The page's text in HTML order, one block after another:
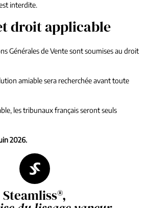
interdite.
droit applicable
Générales de Vente sont soumises au droit
amiable sera recherchée avant toute
les tribunaux français seront seuls
2026.
Steamliss®,